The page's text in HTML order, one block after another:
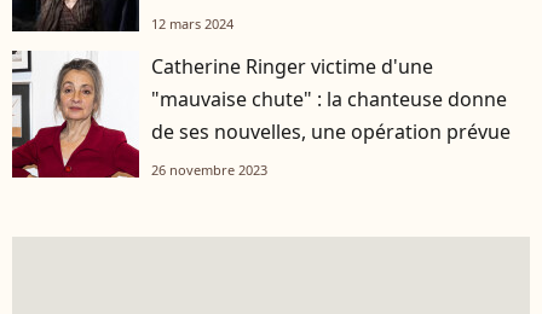
12 mars 2024
Catherine Ringer victime d'une
"mauvaise chute" : la chanteuse donne
de ses nouvelles, une opération prévue
26 novembre 2023